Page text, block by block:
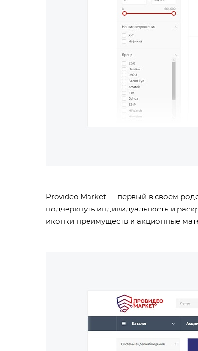
Provideo Market — первый в своем
подчеркнуть индивидуальность и
иконки преимуществ и акционные